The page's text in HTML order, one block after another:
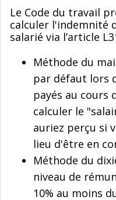
Le Code du travail
calculer l'indemnité
salarié via l’article
Méthode du
par défaut lors
payés au cours
calculer le
auriez perçu si
lieu d'être en
Méthode du
niveau de
10% au moins